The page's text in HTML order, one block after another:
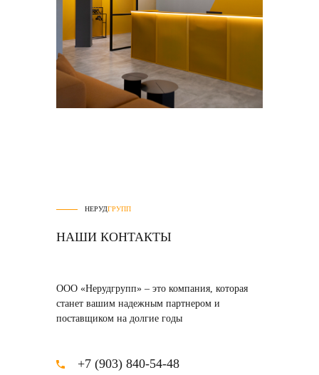
НЕРУДГРУПП
НАШИ КОНТАКТЫ
ООО «Нерудгрупп» – это компания, которая
станет вашим надежным партнером и
поставщиком на долгие годы
+7 (903) 840-54-48